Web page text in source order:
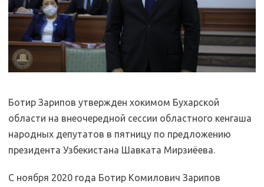
Ботир Зарипов утвержден хокимом Бухарской
области на внеочередной сессии областного кенгаша
народных депутатов в пятницу по предложению
президента Узбекистана Шавката Мирзиёева.
С ноября 2020 года Ботир Комилович Зарипов